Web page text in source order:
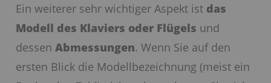
Ein weiterer sehr wichtiger Aspekt ist das
Modell des Klaviers oder Flügels und
dessenAbmessungen. Wenn Sie auf den
ersten Blick die Modellbezeichnung (meist ein